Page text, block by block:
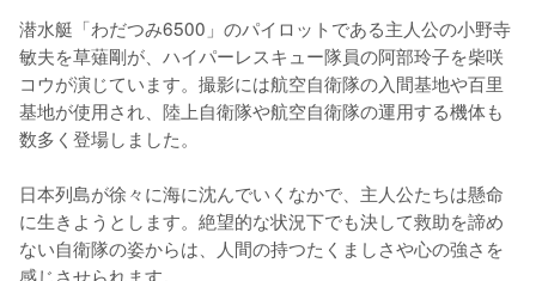
潜水艇「わだつみ6500」のパイロットである主人公の小野寺
敏夫を草薙剛が、ハイパーレスキュー隊員の阿部玲子を柴咲
コウが演じています。撮影には航空自衛隊の入間基地や百里
基地が使用され、陸上自衛隊や航空自衛隊の運用する機体も
数多く登場しました。
日本列島が徐々に海に沈んでいくなかで、主人公たちは懸命
に生きようとします。絶望的な状況下でも決して救助を諦め
ない自衛隊の姿からは、人間の持つたくましさや心の強さを
感じさせられます。